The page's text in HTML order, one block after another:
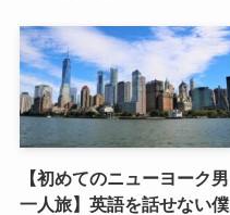
【初めてのニューヨーク男
一人旅】英語を話せない僕